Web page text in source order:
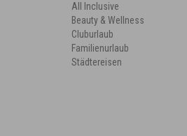
All Inclusive
Beauty & Wellness
Cluburlaub
Familienurlaub
Städtereisen